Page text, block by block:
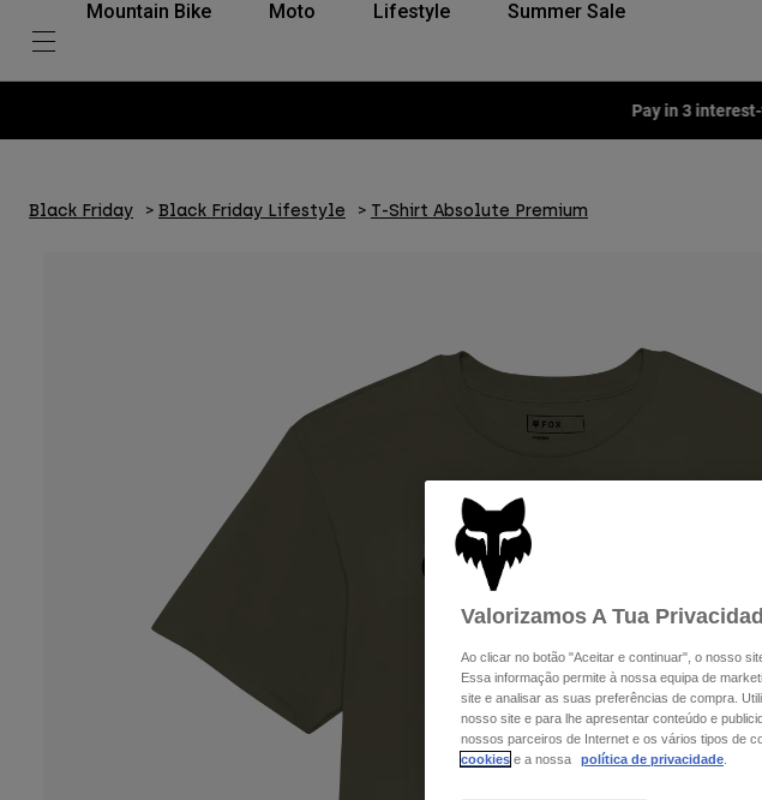
Mountain Bike Moto Lifestyle Summer Sale
Pay in 3
Black Friday Black Friday Lifestyle T-Shirt Absolute Premium
Valorizamos A Tua
Ao clicar no botão "Aceitar e continuar", o nosso
Essa informação permite à nossa equipa de
site e analisar as suas preferências de compra.
nosso site e para lhe apresentar conteúdo e
nossos parceiros de Internet e os vários tipos de
cookies e a nossa política de privacidade